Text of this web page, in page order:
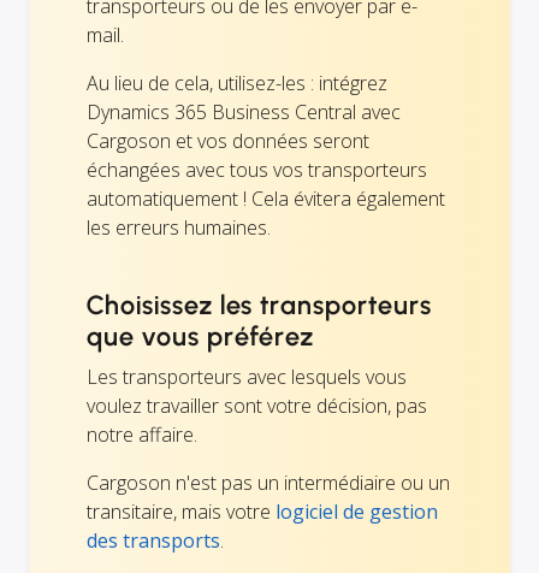
transporteurs ou de les envoyer par e-
mail.
Au lieu de cela, utilisez-les : intégrez
Dynamics 365 Business Central avec
Cargoson et vos données seront
échangées avec tous vos transporteurs
automatiquement ! Cela évitera également
les erreurs humaines.
Choisissez les transporteurs
que vous préférez
Les transporteurs avec lesquels vous
voulez travailler sont votre décision, pas
notre affaire.
Cargoson n'est pas un intermédiaire ou un
transitaire, mais votre logiciel de gestion
des transports.